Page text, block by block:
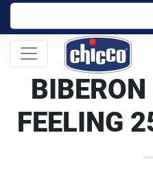
Buscar:
FEELING